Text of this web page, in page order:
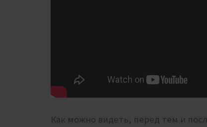
Как можно видеть, перед тем и